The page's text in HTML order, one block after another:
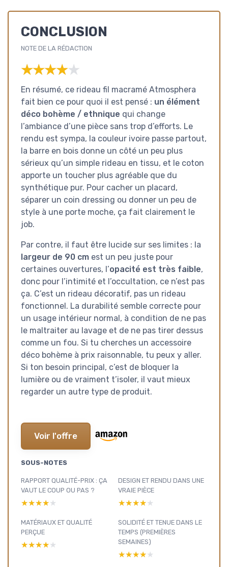
CONCLUSION
NOTE DE LA RÉDACTION
★★★★★
★★★★★
En résumé, ce rideau fil macramé Atmosphera
fait bien ce pour quoi il est pensé : un élément
déco bohème / ethnique qui change
l’ambiance d’une pièce sans trop d’efforts. Le
rendu est sympa, la couleur ivoire passe partout,
la barre en bois donne un côté un peu plus
sérieux qu’un simple rideau en tissu, et le coton
apporte un toucher plus agréable que du
synthétique pur. Pour cacher un placard,
séparer un coin dressing ou donner un peu de
style à une porte moche, ça fait clairement le
job.
Par contre, il faut être lucide sur ses limites : la
largeur de 90 cm est un peu juste pour
certaines ouvertures, l’opacité est très faible,
donc pour l’intimité et l’occultation, ce n’est pas
ça. C’est un rideau décoratif, pas un rideau
fonctionnel. La durabilité semble correcte pour
un usage intérieur normal, à condition de ne pas
le maltraiter au lavage et de ne pas tirer dessus
comme un fou. Si tu cherches un accessoire
déco bohème à prix raisonnable, tu peux y aller.
Si ton besoin principal, c’est de bloquer la
lumière ou de vraiment t’isoler, il vaut mieux
regarder un autre type de produit.
Voir l'offre
SOUS-NOTES
RAPPORT QUALITÉ-PRIX : ÇA
VAUT LE COUP OU PAS ?
★★★★★
★★★★★
DESIGN ET RENDU DANS UNE
VRAIE PIÈCE
★★★★★
★★★★★
MATÉRIAUX ET QUALITÉ
PERÇUE
★★★★★
★★★★★
SOLIDITÉ ET TENUE DANS LE
TEMPS (PREMIÈRES
SEMAINES)
★★★★★
★★★★★